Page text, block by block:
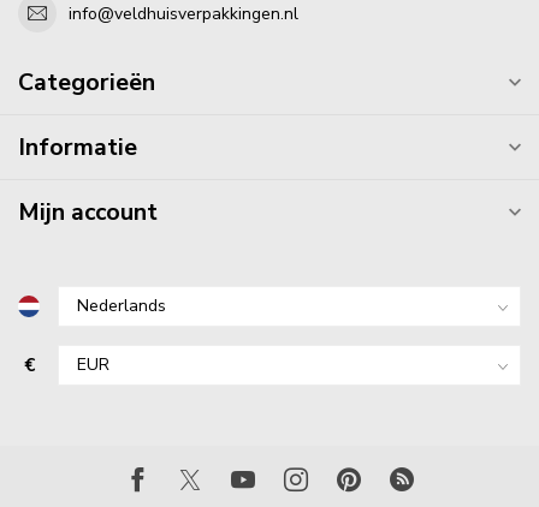
info@veldhuisverpakkingen.nl
Categorieën
Informatie
Mijn account
€